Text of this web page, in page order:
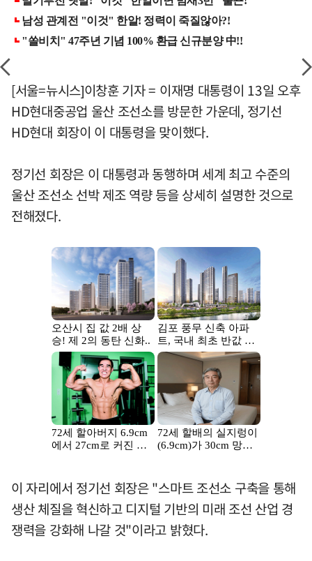
[서울=뉴시스]이창훈 기자 = 이재명 대통령이 13일 오후
HD현대중공업 울산 조선소를 방문한 가운데, 정기선
HD현대 회장이 이 대통령을 맞이했다.
정기선 회장은 이 대통령과 동행하며 세계 최고 수준의
울산 조선소 선박 제조 역량 등을 상세히 설명한 것으로
전해졌다.
이 자리에서 정기선 회장은 "스마트 조선소 구축을 통해
생산 체질을 혁신하고 디지털 기반의 미래 조선 산업 경
쟁력을 강화해 나갈 것"이라고 밝혔다.